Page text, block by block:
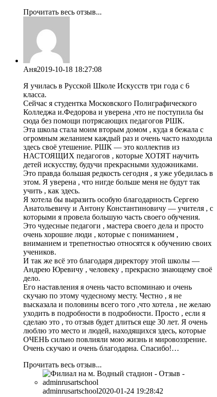
Прочитать весь отзыв...
Аня2019-10-18 18:27:08
Я училась в Русской Школе Искусств три года с 6
класса.
Сейчас я студентка Московского Полиграфического
Колледжа и.Федорова и уверена ,что не поступила бы
сюда без помощи потрясающих педагогов РШК.
Эта школа стала моим вторым домом , куда я бежала с
огромным желанием каждый раз и очень часто находила
здесь своё утешение. РШК — это коллектив из
НАСТОЯЩИХ педагогов , которые ХОТЯТ научить
детей искусству, будучи прекрасными художниками.
Это правда большая редкость сегодня , я уже убедилась в
этом. Я уверена , что нигде больше меня не будут так
учить , как здесь.
Я хотела бы выразить особую благодарность Сергею
Анатольевичу и Антону Константиновичу — учителя , с
которыми я провела большую часть своего обучения.
Это чудесные педагоги , мастера своего дела и просто
очень хорошие люди , которые с пониманием ,
вниманием и трепетностью относятся к обучению своих
учеников.
И так же всё это благодаря директору этой школы —
Андрею Юревичу , человеку , прекрасно знающему своё
дело.
Его наставления я очень часто вспоминаю и очень
скучаю по этому чудесному месту. Честно , я не
высказала и половины всего того ,что хотела , не желаю
уходить в подробности в подробности. Просто , если я
сделаю это , то отзыв будет длиться еще 30 лет. Я очень
люблю это место и людей, находящихся здесь, которые
ОЧЕНЬ сильно повлияли мою жизнь и мировоззрение.
Очень скучаю и очень благодарна. Спасибо!…
Прочитать весь отзыв...
adminrusartschool2020-01-24 19:28:42